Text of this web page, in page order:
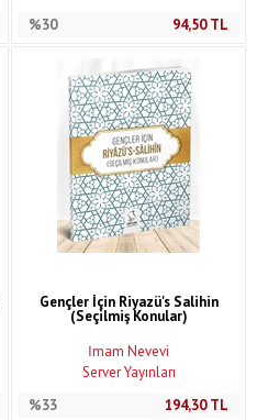
%30
94,50TL
Gençler İçin Riyazü's Salihin
(Seçilmiş Konular)
İmam Nevevi
Server Yayınları
%33
194,30TL